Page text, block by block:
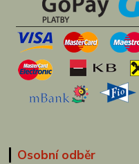
Osobní odběr